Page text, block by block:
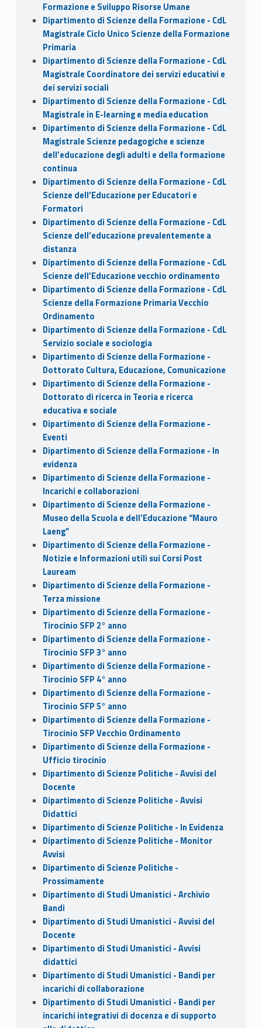
Formazione e Sviluppo Risorse Umane
Dipartimento di Scienze della Formazione - CdL
Magistrale Ciclo Unico Scienze della Formazione
Primaria
Dipartimento di Scienze della Formazione - CdL
Magistrale Coordinatore dei servizi educativi e
dei servizi sociali
Dipartimento di Scienze della Formazione - CdL
Magistrale in E-learning e media education
Dipartimento di Scienze della Formazione - CdL
Magistrale Scienze pedagogiche e scienze
dell’educazione degli adulti e della formazione
continua
Dipartimento di Scienze della Formazione - CdL
Scienze dell’Educazione per Educatori e
Formatori
Dipartimento di Scienze della Formazione - CdL
Scienze dell’educazione prevalentemente a
distanza
Dipartimento di Scienze della Formazione - CdL
Scienze dell’Educazione vecchio ordinamento
Dipartimento di Scienze della Formazione - CdL
Scienze della Formazione Primaria Vecchio
Ordinamento
Dipartimento di Scienze della Formazione - CdL
Servizio sociale e sociologia
Dipartimento di Scienze della Formazione -
Dottorato Cultura, Educazione, Comunicazione
Dipartimento di Scienze della Formazione -
Dottorato di ricerca in Teoria e ricerca
educativa e sociale
Dipartimento di Scienze della Formazione -
Eventi
Dipartimento di Scienze della Formazione - In
evidenza
Dipartimento di Scienze della Formazione -
Incarichi e collaborazioni
Dipartimento di Scienze della Formazione -
Museo della Scuola e dell’Educazione “Mauro
Laeng”
Dipartimento di Scienze della Formazione -
Notizie e Informazioni utili sui Corsi Post
Lauream
Dipartimento di Scienze della Formazione -
Terza missione
Dipartimento di Scienze della Formazione -
Tirocinio SFP 2° anno
Dipartimento di Scienze della Formazione -
Tirocinio SFP 3° anno
Dipartimento di Scienze della Formazione -
Tirocinio SFP 4° anno
Dipartimento di Scienze della Formazione -
Tirocinio SFP 5° anno
Dipartimento di Scienze della Formazione -
Tirocinio SFP Vecchio Ordinamento
Dipartimento di Scienze della Formazione -
Ufficio tirocinio
Dipartimento di Scienze Politiche - Avvisi del
Docente
Dipartimento di Scienze Politiche - Avvisi
Didattici
Dipartimento di Scienze Politiche - In Evidenza
Dipartimento di Scienze Politiche - Monitor
Avvisi
Dipartimento di Scienze Politiche -
Prossimamente
Dipartimento di Studi Umanistici - Archivio
Bandi
Dipartimento di Studi Umanistici - Avvisi del
Docente
Dipartimento di Studi Umanistici - Avvisi
didattici
Dipartimento di Studi Umanistici - Bandi per
incarichi di collaborazione
Dipartimento di Studi Umanistici - Bandi per
incarichi integrativi di docenza e di supporto